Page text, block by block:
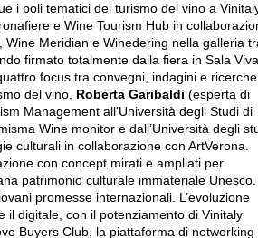
i poli tematici del turismo del vino a
e Wine Tourism Hub in
Wine Meridian e Winedering nella galleria
firmato totalmente dalla fiera in Sala
focus tra convegni, indagini e
del vino,
Roberta Garibaldi (esperta di
Management all'Università degli Studi di
Wine monitor e dall’Università degli
culturali in collaborazione con ArtVerona.
con concept mirati e ampliati per
patrimonio culturale immateriale Unesco.
promesse internazionali. L’evoluzione
il digitale, con il potenziamento di Vinitaly
Buyers Club, la piattaforma di networking